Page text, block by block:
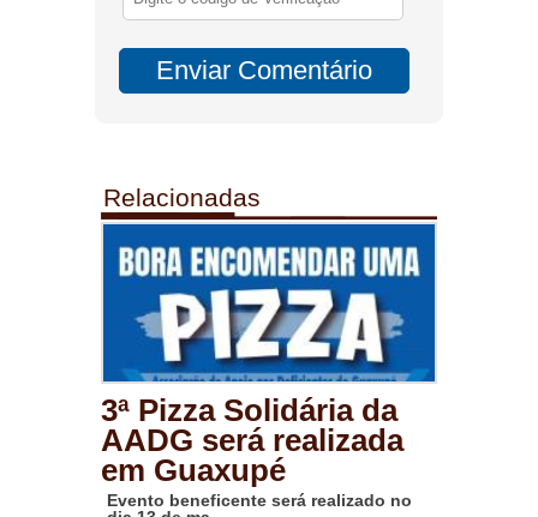
Relacionadas
3ª Pizza Solidária da
AADG será realizada
em Guaxupé
Evento beneficente será realizado no